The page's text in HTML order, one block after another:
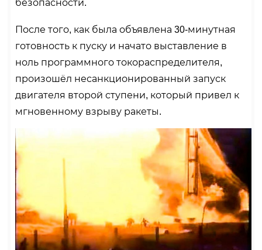
безопасности.
После того, как была объявлена 30-минутная
готовность к пуску и начато выставление в
ноль программного токораспределителя,
произошёл несанкционированный запуск
двигателя второй ступени, который привел к
мгновенному взрыву ракеты.